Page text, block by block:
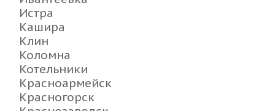
Истра
Кашира
Клин
Коломна
Котельники
Красноармейск
Красногорск